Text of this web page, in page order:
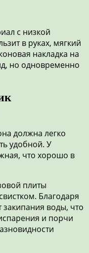
с низкой
в руках, мягкий
накладка на
но одновременно
должна легко
удобной. У
что хорошо в
плиты
Благодаря
закипания воды, что
и порчи